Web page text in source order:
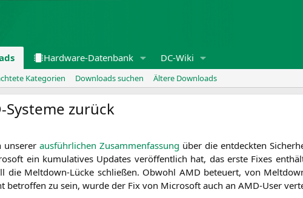
Hardware-Datenbank DC-Wiki
Kategorien Downloads suchen Ältere Downloads
zurück
unse­rer aus­führ­li­chen Zusam­men­fas­sung über die ent­deck­ten
ein kumu­la­ti­ves Updates ver­öf­fent­lich hat, das ers­te Fixes
die Melt­down-Lücke schlie­ßen. Obwohl AMD beteu­ert, von
zu sein, wur­de der Fix von Micro­soft auch an AMD-User